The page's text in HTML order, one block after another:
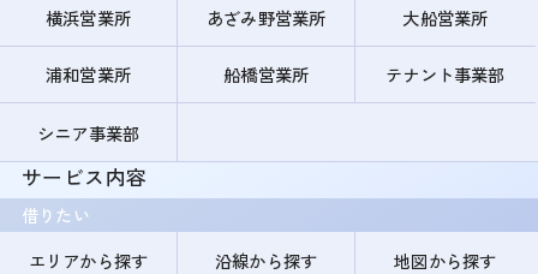
横浜営業所 あざみ野営業所 大船営業所
浦和営業所 船橋営業所 テナント事業部
シニア事業部
サービス内容
借りたい
エリアから探す
沿線から探す 地図から探す